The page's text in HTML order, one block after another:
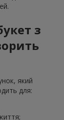
з
який
для: